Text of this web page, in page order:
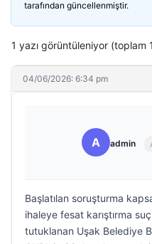
tarafından güncellenmiştir.
1 yazı görüntüleniyor (toplam
04/06/2026: 6:34 pm
A admin
Başlatılan soruşturma
ihaleye fesat karıştırma
tutuklanan Uşak Belediye